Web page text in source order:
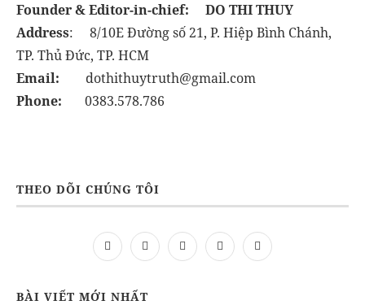
Founder & Editor-in-chief:
DO THI THUY
Address: 8/10E Đường số 21, P. Hiệp Bình Chánh,
TP. Thủ Đức, TP. HCM
Email: dothithuytruth@gmail.com
Phone: 0383.578.786
THEO DÕI CHÚNG TÔI
BÀI VIẾT MỚI NHẤT